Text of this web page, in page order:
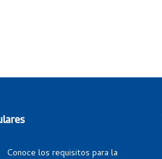
Conoce los requisitos para la